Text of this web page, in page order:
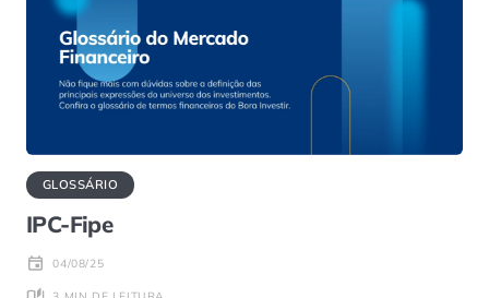
GLOSSÁRIO
IPC-Fipe
04/08/25